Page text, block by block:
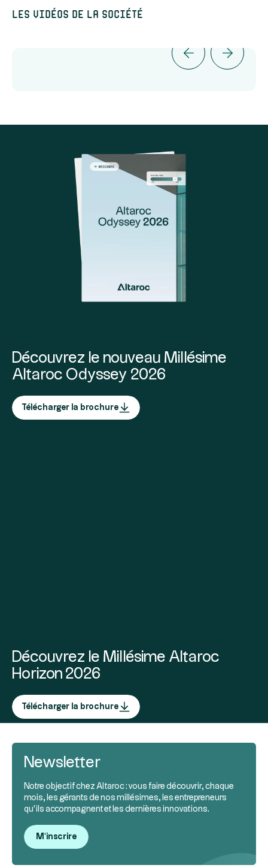
Les vidéos de la société
Découvrez le nouveau Millésime
Altaroc Odyssey 2026
Télécharger la brochure
Découvrez le Millésime Altaroc
Horizon 2026
Télécharger la brochure
Newsletter
Notre objectif chez Altaroc : vous faire découvrir, chaque
mois, les gérants de nos millésimes, les entrepreneurs
qu’ils accompagnent et les dernières innovations.
M'inscrire